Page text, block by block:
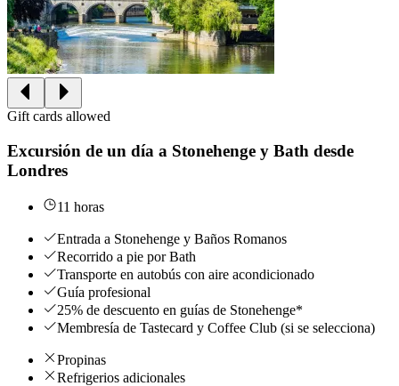
Gift cards allowed
Excursión de un día a Stonehenge y Bath desde
Londres
11 horas
Entrada a Stonehenge y Baños Romanos
Recorrido a pie por Bath
Transporte en autobús con aire acondicionado
Guía profesional
25% de descuento en guías de Stonehenge*
Membresía de Tastecard y Coffee Club (si se selecciona)
Propinas
Refrigerios adicionales